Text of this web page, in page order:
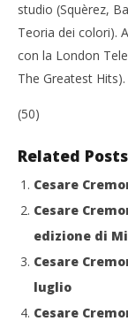
studio (Squèrez,
Teoria dei colori).
con la London
The Greatest Hits).
(50)
Related
Cesare
Cesare
edizione di
Cesare
luglio
Cesare